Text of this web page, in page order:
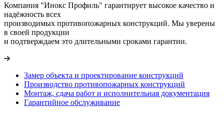
Компания "Инокс Профиль" гарантирует высокое качество и
надёжность всех
производимых противопожарных конструкций. Мы уверены
в своей продукции
и подтверждаем это длительными сроками гарантии.
Замер объекта и проектирование конструкций
Производство противопожарных конструкций
Монтаж, сдача работ и исполнительная документация
Гарантийное обслуживание